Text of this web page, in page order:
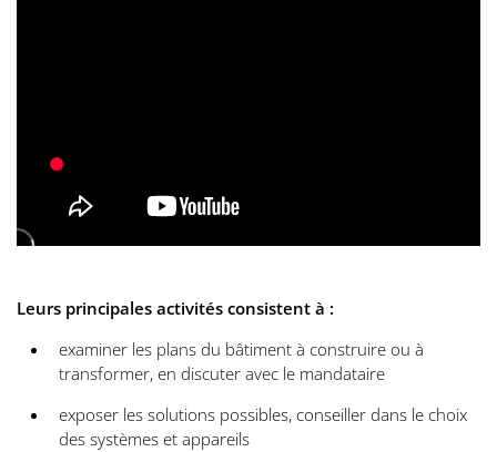
Leurs principales activités consistent à :
examiner les plans du bâtiment à construire ou à
transformer, en discuter avec le mandataire
exposer les solutions possibles, conseiller dans le choix
des systèmes et appareils